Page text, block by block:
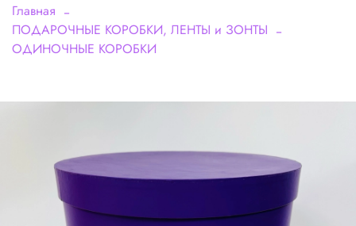
Главная
ПОДАРОЧНЫЕ КОРОБКИ, ЛЕНТЫ и ЗОНТЫ
ОДИНОЧНЫЕ КОРОБКИ